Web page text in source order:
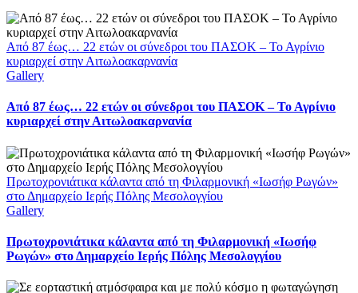
Από 87 έως… 22 ετών οι σύνεδροι του ΠΑΣΟΚ – Το Αγρίνιο
κυριαρχεί στην Αιτωλοακαρνανία
Gallery
Από 87 έως… 22 ετών οι σύνεδροι του ΠΑΣΟΚ – Το Αγρίνιο
κυριαρχεί στην Αιτωλοακαρνανία
Πρωτοχρονιάτικα κάλαντα από τη Φιλαρμονική «Ιωσήφ Ρωγών»
στο Δημαρχείο Ιερής Πόλης Μεσολογγίου
Gallery
Πρωτοχρονιάτικα κάλαντα από τη Φιλαρμονική «Ιωσήφ
Ρωγών» στο Δημαρχείο Ιερής Πόλης Μεσολογγίου